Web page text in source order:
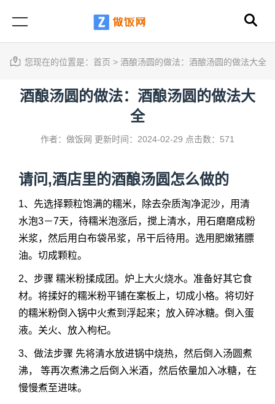
您现在的位置是： 首页 > 酒酿汤圆的做法：酒酿汤圆的做法大全
酒酿汤圆的做法：酒酿汤圆的做法大
全
作者：做饭网 更新时间：2024-02-29 点击数：571
请问,酒店里的酒酿汤圆怎么做的
1、先选择颗粒饱满的糯米，除去杂质淘净泥沙，用清
水泡3－7天，待糯米泡涨后，搅上清水，用石磨磨成粉
米浆，然后用白布袋吊浆，吊干后待用。选用肥嫩猪膘
油。切成颗粒。
2、步骤 糯米粉揉成团。炉上大火烧水。准备好其它食
材。将揉好的糯米粉平铺在案板上，切成小格。将切好
的糯米粉倒入锅中火煮到浮起来；放入碎冰糖。倒入蛋
液。关火、放入枸杞。
3、做法步骤 先将清水放进锅中烧热，然后倒入汤圆煮
沸， 等再次煮沸之后倒入米酒，然后依量加入冰糖，在
慢慢煮至进味。